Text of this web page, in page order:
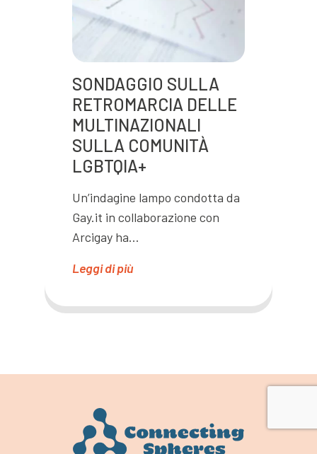
SONDAGGIO SULLA
RETROMARCIA DELLE
MULTINAZIONALI
SULLA COMUNITÀ
LGBTQIA+
Un’indagine lampo condotta da
Gay.it in collaborazione con
Arcigay ha…
Leggi di più